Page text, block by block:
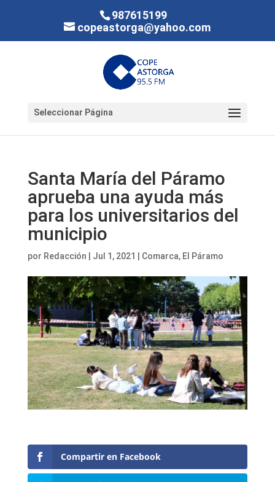
987615199
copeastorga@yahoo.com
Seleccionar Página
Santa María del Páramo
aprueba una ayuda más
para los universitarios del
municipio
por Redacción Jul 1, 2021 Comarca, El Páramo
Compartir en Facebook